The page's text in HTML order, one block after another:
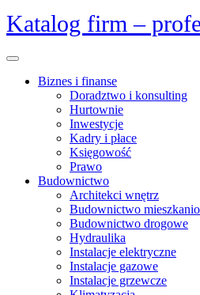
Skip
to
Katalog firm –
Open
Biznes i finanse
Doradztwo i konsulting
Hurtownie
Inwestycje
Kadry i płace
Księgowość
Prawo
Budownictwo
Architekci wnętrz
Budownictwo
Budownictwo drogowe
Hydraulika
Instalacje elektryczne
Instalacje gazowe
Instalacje grzewcze